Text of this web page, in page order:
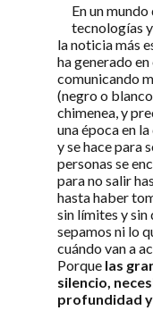
En un
tecnologías
la noticia más
ha generado
comunicando
(negro o
chimenea, y
una época en
y se hace para
personas se
para no salir
hasta haber
sin límites y sin
sepamos ni lo
cuándo van a
Porque las
silencio,
profundidad